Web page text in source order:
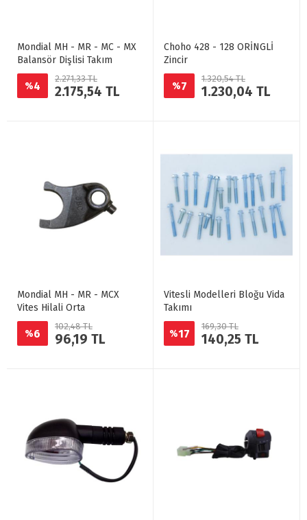
Mondial MH - MR - MC - MX
Balansör Dişlisi Takım
%4
2.271,33 TL
2.175,54 TL
Choho 428 - 128 ORİNGLİ
Zincir
%7
1.320,54 TL
1.230,04 TL
Mondial MH - MR - MCX
Vites Hilali Orta
%6
102,48 TL
96,19 TL
Vitesli Modelleri Bloğu Vida
Takımı
%17
169,30 TL
140,25 TL